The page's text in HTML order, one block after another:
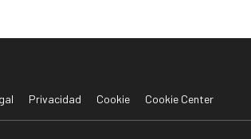
Privacidad Cookie Cookie Center